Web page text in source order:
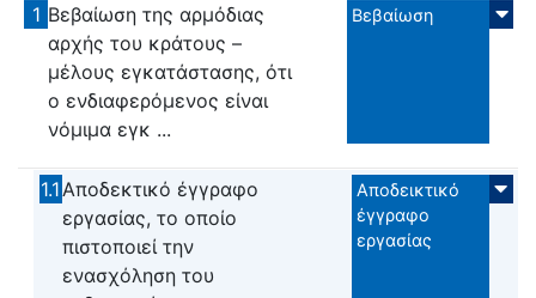
1 Βεβαίωση της αρμόδιας
αρχής του κράτους –
μέλους εγκατάστασης, ότι
ο ενδιαφερόμενος είναι
νόμιμα εγκ ...
Βεβαίωση
1.1Αποδεκτικό έγγραφο
εργασίας, το οποίο
πιστοποιεί την
ενασχόληση του
Αποδεικτικό
έγγραφο
εργασίας